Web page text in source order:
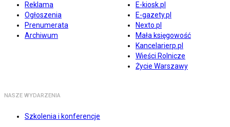
Reklama
Ogłoszenia
Prenumerata
Archiwum
E-kiosk.pl
E-gazety.pl
Nexto.pl
Mała księgowość
Kancelarierp.pl
Wieści Rolnicze
Życie Warszawy
NASZE WYDARZENIA
Szkolenia i konferencje